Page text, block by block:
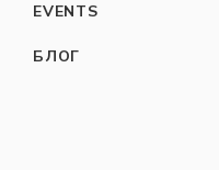
EVENTS
БЛОГ